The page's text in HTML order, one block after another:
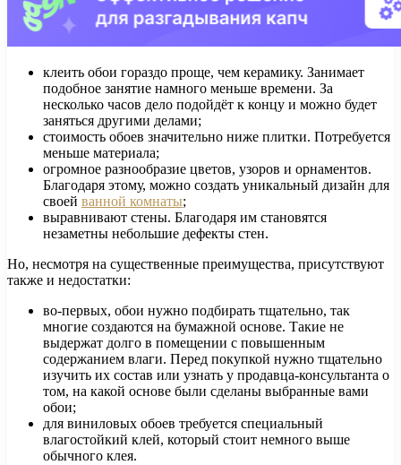
клеить обои гораздо проще, чем керамику. Занимает
подобное занятие намного меньше времени. За
несколько часов дело подойдёт к концу и можно будет
заняться другими делами;
стоимость обоев значительно ниже плитки. Потребуется
меньше материала;
огромное разнообразие цветов, узоров и орнаментов.
Благодаря этому, можно создать уникальный дизайн для
своей ванной комнаты;
выравнивают стены. Благодаря им становятся
незаметны небольшие дефекты стен.
Но, несмотря на существенные преимущества, присутствуют
также и недостатки:
во-первых, обои нужно подбирать тщательно, так
многие создаются на бумажной основе. Такие не
выдержат долго в помещении с повышенным
содержанием влаги. Перед покупкой нужно тщательно
изучить их состав или узнать у продавца-консультанта о
том, на какой основе были сделаны выбранные вами
обои;
для виниловых обоев требуется специальный
влагостойкий клей, который стоит немного выше
обычного клея.